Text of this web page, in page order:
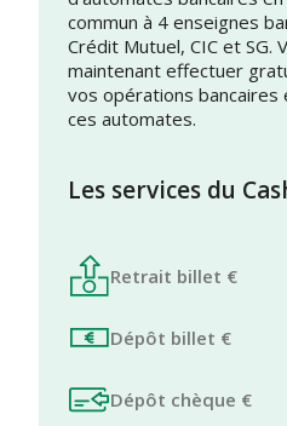
commun à 4 enseignes
Crédit Mutuel, CIC et SG.
maintenant effectuer
vos opérations bancaires
ces automates.
Les services du
Retrait billet €
Dépôt billet €
Dépôt chèque €